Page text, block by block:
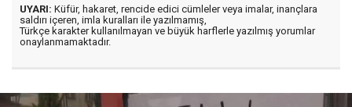
UYARI: Küfür, hakaret, rencide edici cümleler veya imalar, inançlara
saldırı içeren, imla kuralları ile yazılmamış,
Türkçe karakter kullanılmayan ve büyük harflerle yazılmış yorumlar
onaylanmamaktadır.